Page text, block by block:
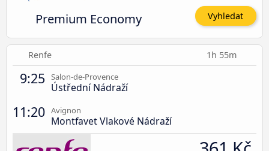
Premium Economy Vyhledat
Renfe 1h 55m
9:25 Salon-de-Provence
Ústřední Nádraží
11:20 Avignon
Montfavet Vlakové Nádraží